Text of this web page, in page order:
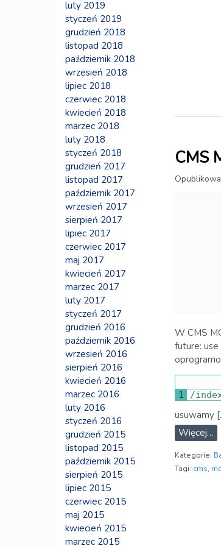
CMS
W CMS
future:
1 /
usuwamy
Więcej…
Kategorie:
Tagi: cms,
luty 2019
styczeń 2019
grudzień 2018
listopad 2018
październik 2018
wrzesień 2018
lipiec 2018
czerwiec 2018
kwiecień 2018
marzec 2018
luty 2018
styczeń 2018
grudzień 2017
listopad 2017
październik 2017
wrzesień 2017
sierpień 2017
lipiec 2017
czerwiec 2017
maj 2017
kwiecień 2017
marzec 2017
luty 2017
styczeń 2017
grudzień 2016
październik 2016
wrzesień 2016
sierpień 2016
kwiecień 2016
marzec 2016
luty 2016
styczeń 2016
grudzień 2015
listopad 2015
październik 2015
sierpień 2015
lipiec 2015
czerwiec 2015
maj 2015
kwiecień 2015
marzec 2015